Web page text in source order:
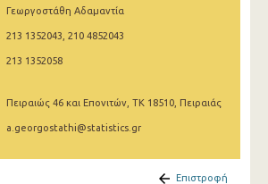
2022
2022
2021
Γεωργοστάθη Αδαμαντία
213 1352043, 210 4852043
213 1352058
Πειραιώς 46 και Επονιτών, ΤΚ 18510, Πειραιάς
a.georgostathi@statistics.gr
Επιστροφή